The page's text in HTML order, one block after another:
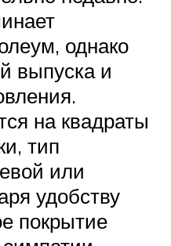
однако
выпуска и
на квадраты
тип
или
удобству
покрытие